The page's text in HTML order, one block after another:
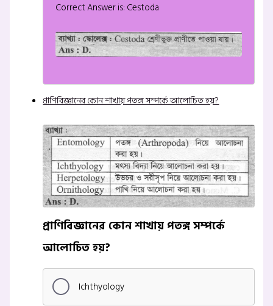
Correct Answer is: Cestoda
প্রাণিবিজ্ঞানের কোন শাখায় পতঙ্গ সম্পর্কে আলোচিত হয়?
প্রাণিবিজ্ঞানের কোন শাখায় পতঙ্গ সম্পর্কে
আলোচিত হয়?
Ichthyology